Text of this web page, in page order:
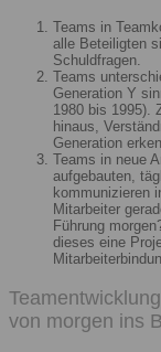
Teams in
alle Beteiligten
Schuldfragen.
Teams
Generation Y
1980 bis 1995).
hinaus,
Generation
Teams in neue
aufgebauten,
kommunizieren
Mitarbeiter
Führung
dieses eine
von morgen ins